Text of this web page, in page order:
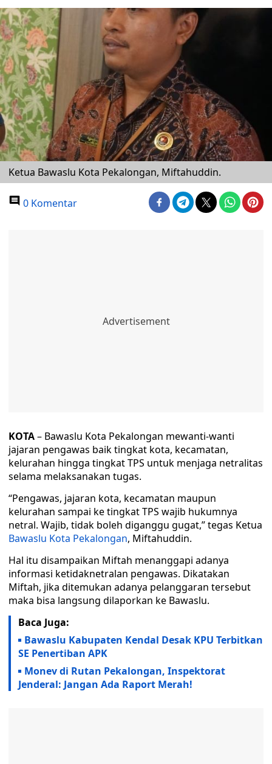
Ketua Bawaslu Kota Pekalongan, Miftahuddin.
0 Komentar
KOTA– Bawaslu Kota Pekalongan mewanti-wanti
jajaran pengawas baik tingkat kota, kecamatan,
kelurahan hingga tingkat TPS untuk menjaga netralitas
selama melaksanakan tugas.
“Pengawas, jajaran kota, kecamatan maupun
kelurahan sampai ke tingkat TPS wajib hukumnya
netral. Wajib, tidak boleh diganggu gugat,” tegas Ketua
Bawaslu Kota Pekalongan, Miftahuddin.
Hal itu disampaikan Miftah menanggapi adanya
informasi ketidaknetralan pengawas. Dikatakan
Miftah, jika ditemukan adanya pelanggaran tersebut
maka bisa langsung dilaporkan ke Bawaslu.
Baca Juga:
Bawaslu Kabupaten Kendal Desak KPU Terbitkan
SE Penertiban APK
Monev di Rutan Pekalongan, Inspektorat
Jenderal: Jangan Ada Raport Merah!